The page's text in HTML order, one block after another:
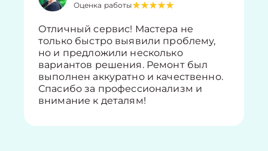
Оценка работы
Отличный сервис! Мастера не
только быстро выявили проблему,
но и предложили несколько
вариантов решения. Ремонт был
выполнен аккуратно и качественно.
Спасибо за профессионализм и
внимание к деталям!